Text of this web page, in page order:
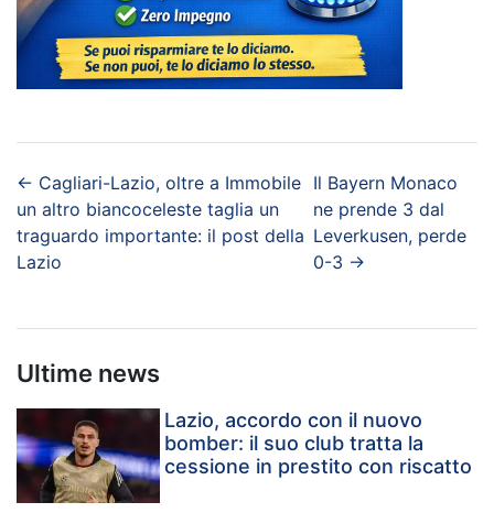
← Cagliari-Lazio, oltre a Immobile
un altro biancoceleste taglia un
traguardo importante: il post della
Lazio
Il Bayern Monaco
ne prende 3 dal
Leverkusen, perde
0-3 →
Ultime news
Lazio, accordo con il nuovo
bomber: il suo club tratta la
cessione in prestito con riscatto